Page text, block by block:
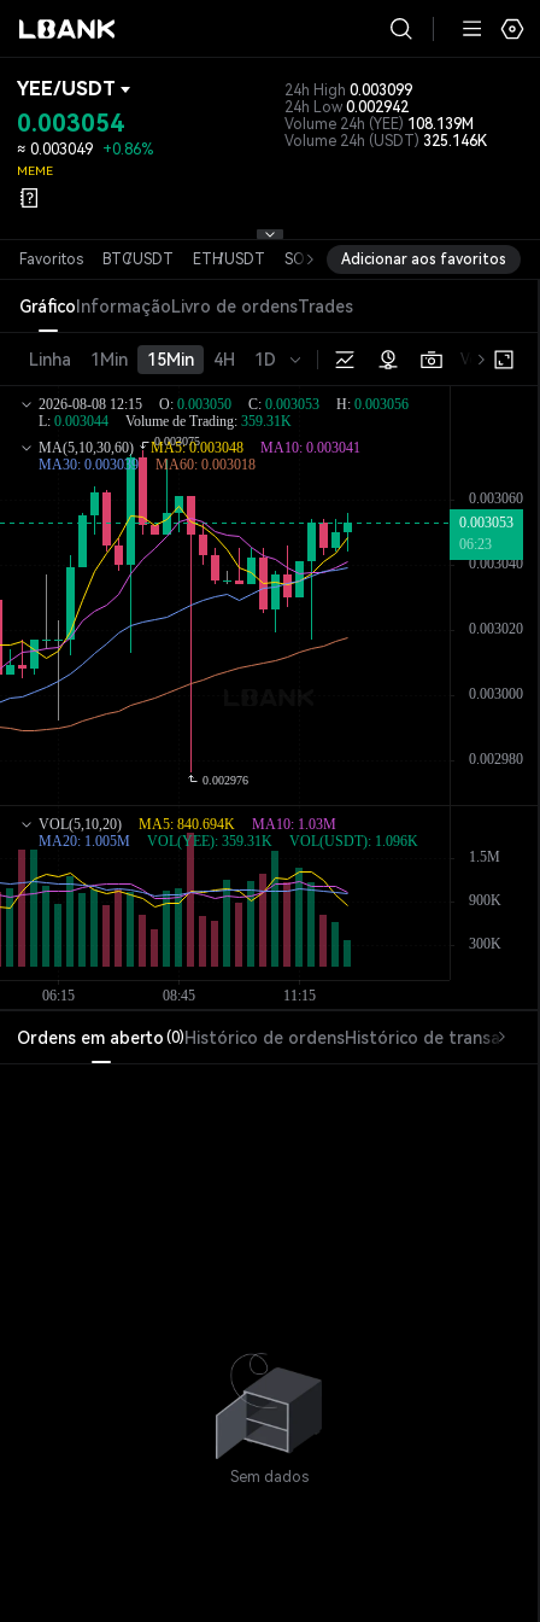
YEE/USDT
0.003054
≈ 0.003049 +0.86%
MEME
24h High 0.003099
24h Low 0.002942
Volume 24h (YEE) 108.139M
Volume 24h (USDT) 325.146K
Favoritos BTC/USDT ETH/USDT SOL/ USDT XRP/USDT DOGE/
Adicionar aos favoritos
GráficoInformaçãoLivro de ordensTrades
Linha 1Min 15Min 4H 1D Versão
Ordens em aberto (0)Histórico de ordensHistórico de transações
Sem dados